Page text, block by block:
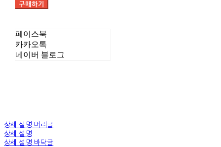
구매하기
페이스북
카카오톡
네이버 블로그
상세 설명 머리글
상세 설명
상세 설명 바닥글